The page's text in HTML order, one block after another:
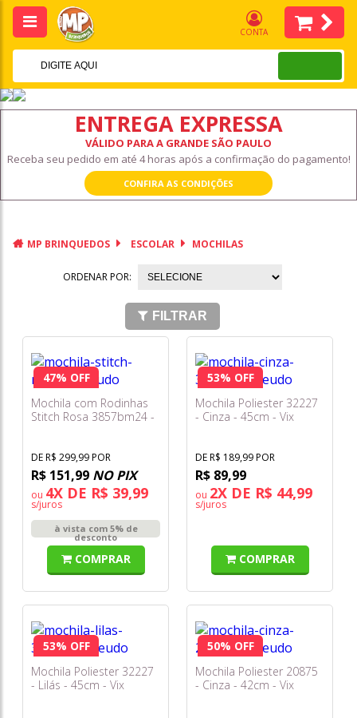
CONTA
ENTREGA EXPRESSA
VÁLIDO PARA A GRANDE SÃO PAULO
Receba seu pedido em até 4 horas após a confirmação do pagamento!
CONFIRA AS CONDIÇÕES
MP BRINQUEDOS ESCOLAR MOCHILAS
ORDENAR POR:
FILTRAR
47% OFF
Mochila com Rodinhas
Stitch Rosa 3857bm24 -
DE R$ 299,99 POR
R$ 151,99 NO PIX
ou 4X DE R$ 39,99
s/juros
à vista com 5% de
desconto
COMPRAR
53% OFF
Mochila Poliester 32227
- Cinza - 45cm - Vix
DE R$ 189,99 POR
R$ 89,99
ou 2X DE R$ 44,99
s/juros
COMPRAR
53% OFF
Mochila Poliester 32227
- Lilás - 45cm - Vix
50% OFF
Mochila Poliester 20875
- Cinza - 42cm - Vix